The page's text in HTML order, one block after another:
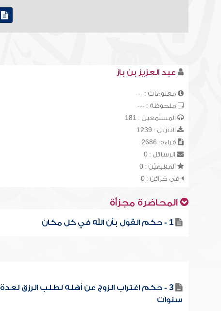
عبد العزيز بن باز
معلومات : ---
ملحوظة : ---
المستمعين : 181
التنزيل : 1239
قراءة: 2686
الرسائل : 0
المقيميّن : 0
في خزائن : 0
المحاضرة مجزأة
1 - حكم القول بأن الله في كل مكان
3 - حكم اغتراب الزوج عن أهله لطلب الرزق لعدة
سنوات